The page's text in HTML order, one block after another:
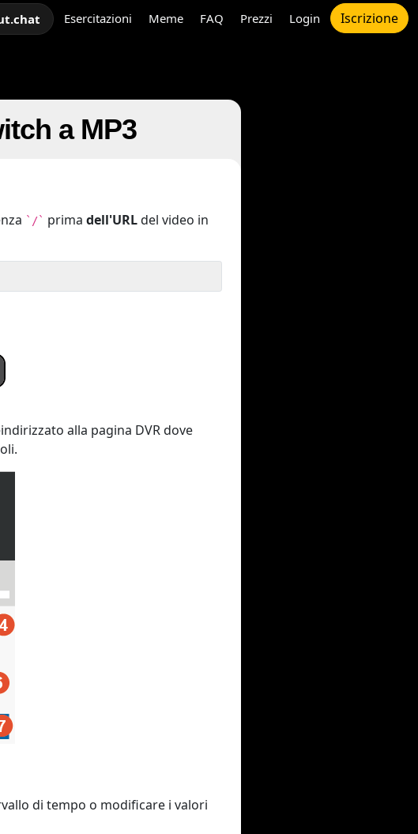
Esercitazioni Meme FAQ Prezzi Login Iscrizione
a MP3
`/` prima dell'URLdel video in
alla pagina DVR dove
di tempo o modificare i valori